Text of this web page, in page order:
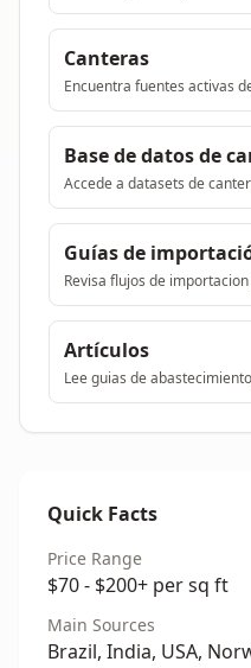
Canteras
Encuentra fuentes activas
Base de datos de
Accede a datasets de
Guías de
Revisa flujos de
Artículos
Lee guias de
Quick Facts
Price Range
$70 - $200+ per sq ft
Main Sources
Brazil, India, USA,